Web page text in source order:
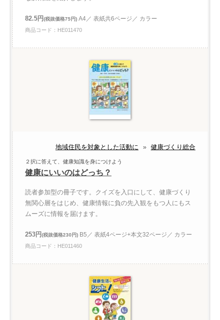
82.5円(税抜価格75円) A4／ 表紙共6ページ／ カラー
商品コード：HE011470
地域住民を対象とした活動に » 健康づくり総合
２択に答えて、健康知識を身につけよう
健康にいいのはどっち？
読者参加型の冊子です。クイズを入口にして、健康づくり
無関心層をはじめ、健康情報に負の先入観をもつ人にもス
ムーズに情報を届けます。
253円(税抜価格230円) B5／ 表紙4ページ+本文32ページ／ カラー
商品コード：HE011460